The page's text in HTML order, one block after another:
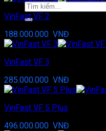
Tìm
kiếm:
VinFast VF 2
188.000.000 VNĐ
VinFast VF 3
285.000.000 VNĐ
VinFast VF 5 Plus
496.000.000 VNĐ